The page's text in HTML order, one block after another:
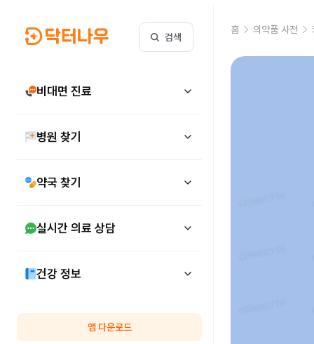
검색
비대면 진료
병원 찾기
약국 찾기
실시간 의료 상담
건강 정보
앱 다운로드
홈 의약품 사전